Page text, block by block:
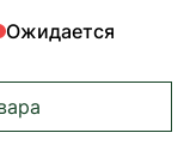
Ожидается